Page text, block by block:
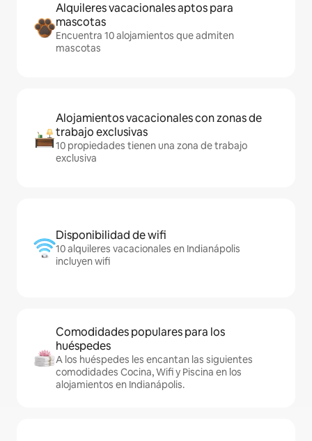
Alquileres vacacionales aptos para
mascotas
Encuentra 10 alojamientos que admiten
mascotas
Alojamientos vacacionales con zonas de
trabajo exclusivas
10 propiedades tienen una zona de trabajo
exclusiva
Disponibilidad de wifi
10 alquileres vacacionales en Indianápolis
incluyen wifi
Comodidades populares para los
huéspedes
A los huéspedes les encantan las siguientes
comodidades Cocina, Wifi y Piscina en los
alojamientos en Indianápolis.